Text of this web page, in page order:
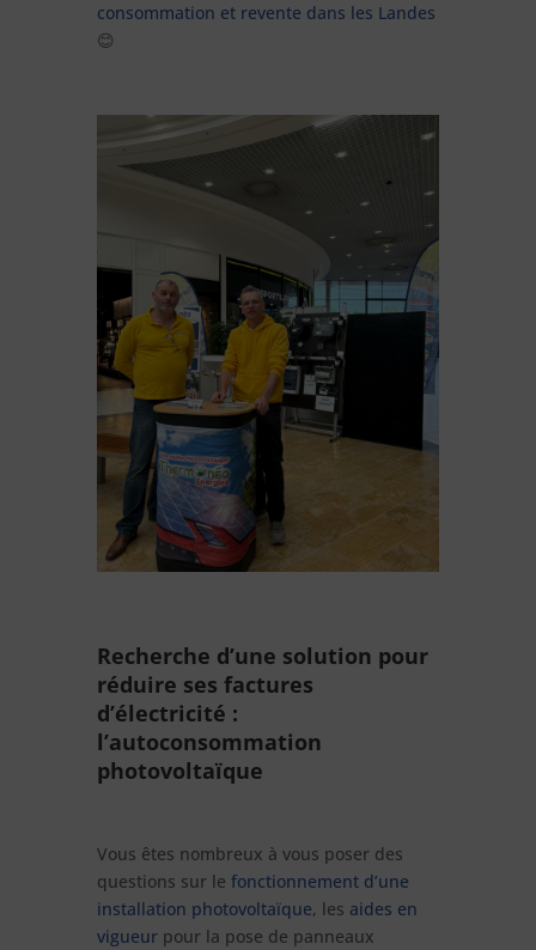
consommation et revente dans les Landes
😊
Recherche d’une solution pour
réduire ses factures
d’électricité :
l’autoconsommation
photovoltaïque
Vous êtes nombreux à vous poser des
questions sur le fonctionnement d’une
installation photovoltaïque, les aides en
vigueurpour la pose de panneaux